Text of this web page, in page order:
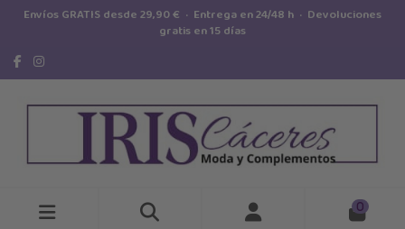
Envíos GRATIS desde 29,90 € · Entrega en 24/48 h · Devoluciones
gratis en 15 días
0